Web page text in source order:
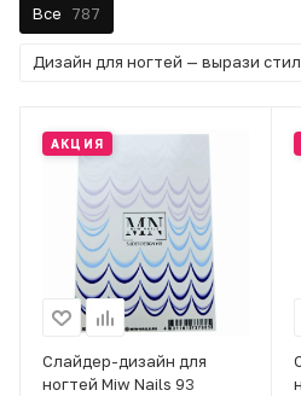
Все 787
Дизайн для ногтей — вырази
АКЦИЯ
Слайдер-дизайн для
ногтей Miw Nails 93